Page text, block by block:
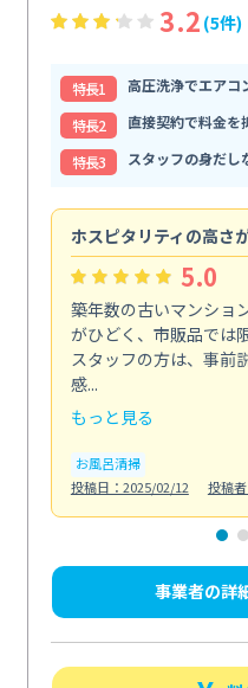
3.2 (5件)
特⻑1
高圧洗浄でエアコ
特⻑2
直接契約で料金を
特⻑3
スタッフの身だし
ホスピタリティの高さ
5.0
築年数の古いマンショ
がひどく、市販品では
スタッフの方は、事前
感...
もっと見る
お風呂清掃
投稿日：2025/02/12
投稿
事業者の詳